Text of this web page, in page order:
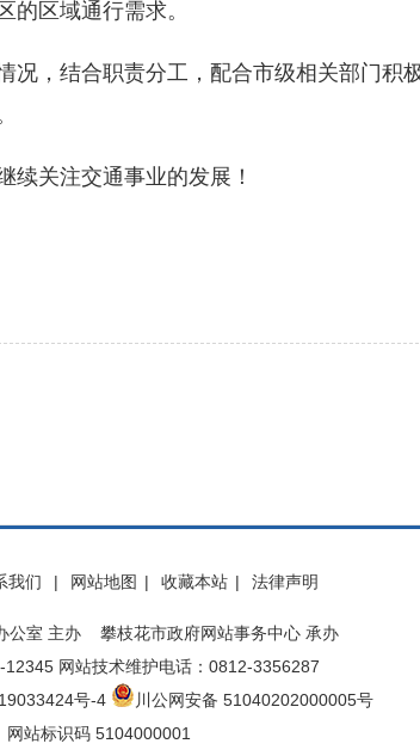
区域通行需求。
，结合职责分工，配合市级相关部门积
关注交通事业的发展！
我们 | 网站地图 | 收藏本站 | 法律声明
公室 主办 攀枝花市政府网站事务中心 承办
12345 网站技术维护电话：0812-3356287
号-4
川公网安备 51040202000005号
网站标识码 5104000001